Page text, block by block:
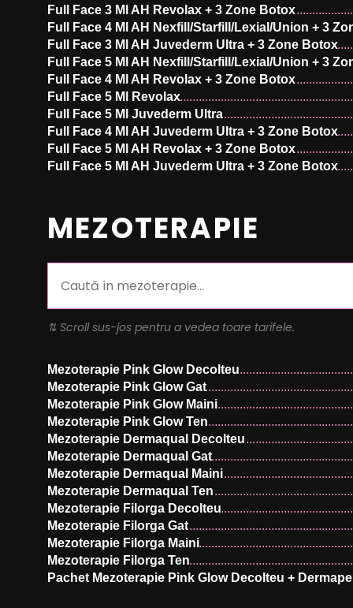
Full Face 3 Ml AH Revolax + 3 Zone Botox
Full Face 4 Ml AH Nexfill/Starfill/Lexial/Union + 3
Full Face 3 Ml AH Juvederm Ultra + 3 Zone Botox
Full Face 5 Ml AH Nexfill/Starfill/Lexial/Union + 3
Full Face 4 Ml AH Revolax + 3 Zone Botox
Full Face 5 Ml Revolax
Full Face 5 Ml Juvederm Ultra
Full Face 4 Ml AH Juvederm Ultra + 3 Zone Botox
Full Face 5 Ml AH Revolax + 3 Zone Botox
Full Face 5 Ml AH Juvederm Ultra + 3 Zone Botox
MEZOTERAPIE
⇅ Scroll sus-jos pentru a vedea toare tarifele.
Mezoterapie Pink Glow Decolteu
Mezoterapie Pink Glow Gat
Mezoterapie Pink Glow Maini
Mezoterapie Pink Glow Ten
Mezoterapie Dermaqual Decolteu
Mezoterapie Dermaqual Gat
Mezoterapie Dermaqual Maini
Mezoterapie Dermaqual Ten
Mezoterapie Filorga Decolteu
Mezoterapie Filorga Gat
Mezoterapie Filorga Maini
Mezoterapie Filorga Ten
Pachet Mezoterapie Pink Glow Decolteu +